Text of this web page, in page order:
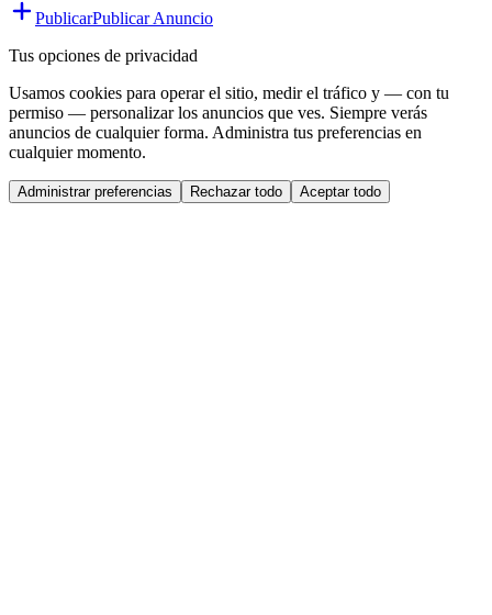
PublicarPublicar Anuncio
Tus opciones de privacidad
Usamos cookies para operar el sitio, medir el tráfico y — con tu
permiso — personalizar los anuncios que ves. Siempre verás
anuncios de cualquier forma. Administra tus preferencias en
cualquier momento.
Administrar preferencias Rechazar todo Aceptar todo